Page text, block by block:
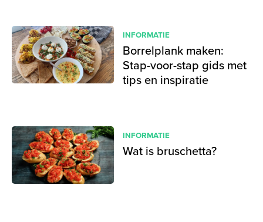
INFORMATIE
Borrelplank maken:
Stap-voor-stap gids met
tips en inspiratie
INFORMATIE
Wat is bruschetta?